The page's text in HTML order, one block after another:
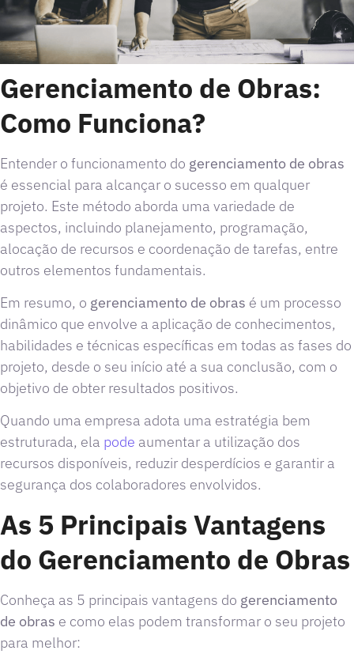
Gerenciamento de Obras:
Como Funciona?
Entender o funcionamento do gerenciamento de obras
é essencial para alcançar o sucesso em qualquer
projeto. Este método aborda uma variedade de
aspectos, incluindo planejamento, programação,
alocação de recursos e coordenação de tarefas, entre
outros elementos fundamentais.
Em resumo, o gerenciamento de obras é um processo
dinâmico que envolve a aplicação de conhecimentos,
habilidades e técnicas específicas em todas as fases do
projeto, desde o seu início até a sua conclusão, com o
objetivo de obter resultados positivos.
Quando uma empresa adota uma estratégia bem
estruturada, ela pode aumentar a utilização dos
recursos disponíveis, reduzir desperdícios e garantir a
segurança dos colaboradores envolvidos.
As 5 Principais Vantagens
do Gerenciamento de Obras
Conheça as 5 principais vantagens do gerenciamento
de obras e como elas podem transformar o seu projeto
para melhor: